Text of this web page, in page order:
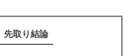
先取り結論